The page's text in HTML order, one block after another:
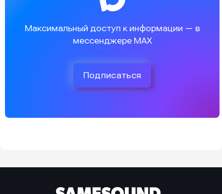
Максимальный доступ к информации — в
мессенджере MAX
Подписаться